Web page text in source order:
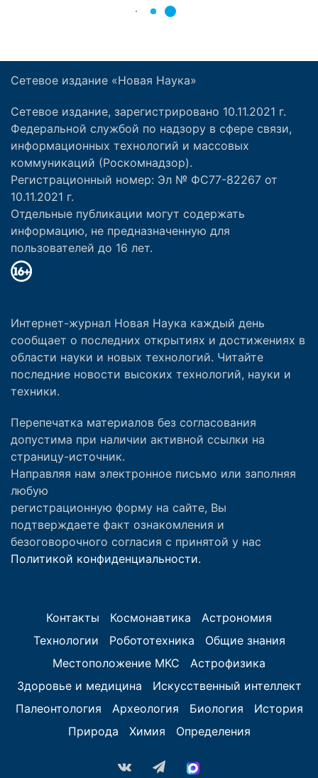
Сетевое издание «Новая Наука»
Сетевое издание, зарегистрировано 10.11.2021 г.
Федеральной службой по надзору в сфере связи,
информационных технологий и массовых
коммуникаций (Роскомнадзор).
Регистрационный номер: Эл № ФС77-82267 от
10.11.2021 г.
Отдельные публикации могут содержать
информацию, не предназначенную для
пользователей до 16 лет.
Интернет-журнал Новая Наука каждый день
сообщает о последних открытиях и достижениях в
области науки и новых технологий. Читайте
последние новости высоких технологий, науки и
техники.
Перепечатка материалов без согласования
допустима при наличии активной ссылки на
страницу-источник.
Направляя нам электронное письмо или заполняя
любую
регистрационную форму на сайте, Вы
подтверждаете факт ознакомления и
безоговорочного согласия с принятой у нас
Политикой конфиденциальности.
Контакты Космонавтика
Астрономия
Технологии
Робототехника
Общие знания
Местоположение МКС
Астрофизика
Здоровье и медицина
Искусственный интеллект
Палеонтология
Археология Биология
История
Природа
Химия Определения
vk.com Telegram